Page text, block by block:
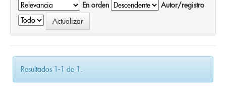
En orden
Autor/registro
Resultados 1-1 de 1.